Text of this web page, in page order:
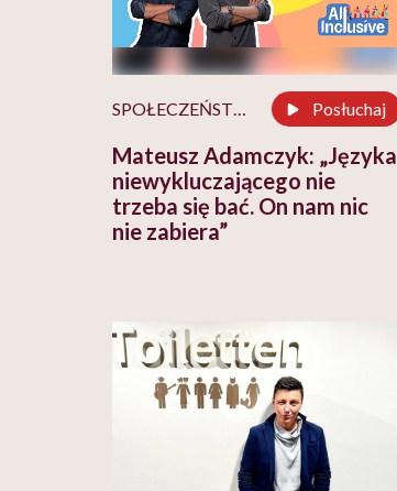
SPOŁECZEŃSTWO Posłuchaj
Mateusz Adamczyk: „Języka
niewykluczającego nie
trzeba się bać. On nam nic
nie zabiera”